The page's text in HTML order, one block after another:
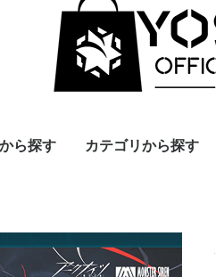
ら探す カテゴリから探す